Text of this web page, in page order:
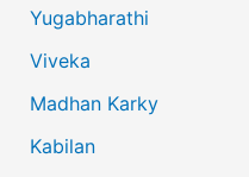
Yugabharathi
Viveka
Madhan Karky
Kabilan